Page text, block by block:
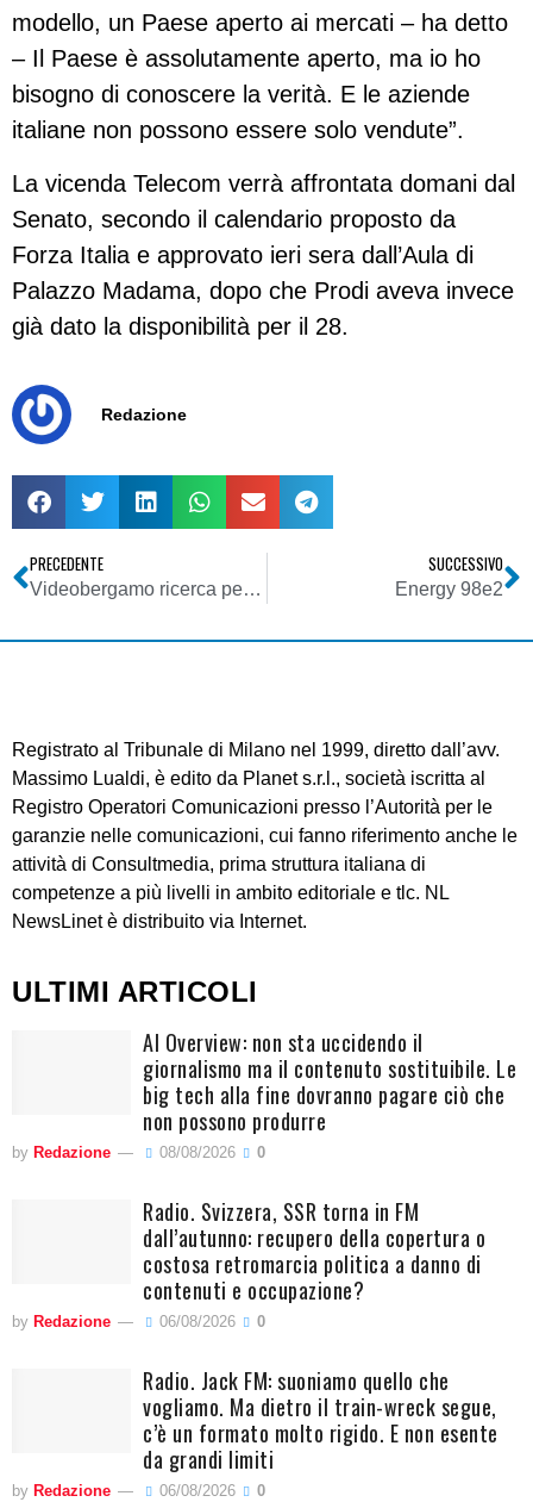
modello, un Paese aperto ai mercati – ha detto
– Il Paese è assolutamente aperto, ma io ho
bisogno di conoscere la verità. E le aziende
italiane non possono essere solo vendute”.
La vicenda Telecom verrà affrontata domani dal
Senato, secondo il calendario proposto da
Forza Italia e approvato ieri sera dall’Aula di
Palazzo Madama, dopo che Prodi aveva invece
già dato la disponibilità per il 28.
Redazione
PRECEDENTE
Videobergamo ricerca personale
SUCCESSIVO
Energy 98e2
Registrato al Tribunale di Milano nel 1999, diretto dall’avv.
Massimo Lualdi, è edito da Planet s.r.l., società iscritta al
Registro Operatori Comunicazioni presso l’Autorità per le
garanzie nelle comunicazioni, cui fanno riferimento anche le
attività di Consultmedia, prima struttura italiana di
competenze a più livelli in ambito editoriale e tlc. NL
NewsLinet è distribuito via Internet.
ULTIMI ARTICOLI
AI Overview: non sta uccidendo il
giornalismo ma il contenuto sostituibile. Le
big tech alla fine dovranno pagare ciò che
non possono produrre
by Redazione 08/08/2026 0
Radio. Svizzera, SSR torna in FM
dall’autunno: recupero della copertura o
costosa retromarcia politica a danno di
contenuti e occupazione?
by Redazione 06/08/2026 0
Radio. Jack FM: suoniamo quello che
vogliamo. Ma dietro il train-wreck segue,
c’è un formato molto rigido. E non esente
da grandi limiti
by Redazione 06/08/2026 0